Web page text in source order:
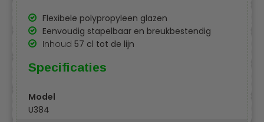
Flexibele polypropyleen glazen
Eenvoudig stapelbaar en breukbestendig
Inhoud 57 cl tot de lijn
Specificaties
Model
U384